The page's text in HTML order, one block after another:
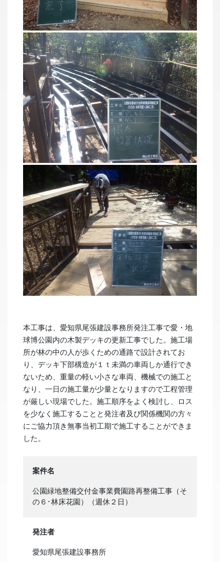
本工事は、愛知県尾張建設事務所発注工事で愛・地
球博公園内の木製デッキの更新工事でした。施工場
所が林の中の人が歩くための通路で設計されてお
り、デッキ下部構造が１ｔ未満の車両しか通行でき
ないため、重量の軽い小さな車両、機械での施工と
なり、一日の施工量が少量となりますので工程管理
が厳しい現場でした。施工順序をよく検討し、ロス
を少なく施工することと発注者及び関係機関の方々
にご協力頂き無事当初工期で施工することができま
した。
案件名
公園緑地整備交付金事業費園路再整備工事（そ
の６･林床花園）（週休２日）
発注者
愛知県尾張建設事務所